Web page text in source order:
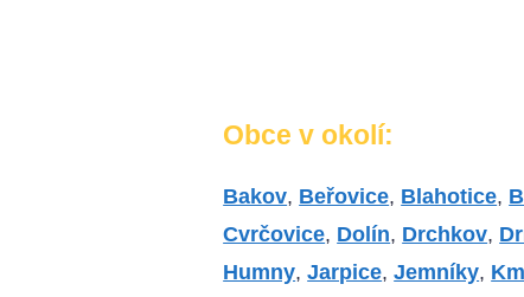
Obce v okolí:
Bakov, Beřovice, Blahotice,
Cvrčovice, Dolín, Drchkov,
Humny,Jarpice,Jemníky,